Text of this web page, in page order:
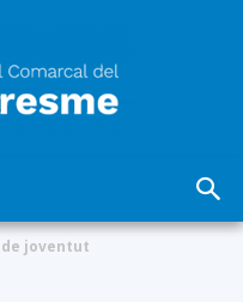
joventut